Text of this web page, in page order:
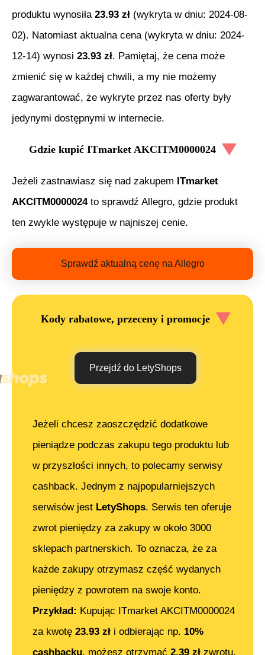
produktu wynosiła 23.93 zł (wykryta w dniu: 2024-08-
02). Natomiast aktualna cena (wykryta w dniu: 2024-
12-14) wynosi 23.93 zł. Pamiętaj, że cena może
zmienić się w każdej chwili, a my nie możemy
zagwarantować, że wykryte przez nas oferty były
jedynymi dostępnymi w internecie.
Gdzie kupić ITmarket AKCITM0000024
Jeżeli zastnawiasz się nad zakupem ITmarket
AKCITM0000024to sprawdź Allegro, gdzie produkt
ten zwykle występuje w najniszej cenie.
Sprawdź aktualną cenę na Allegro
Kody rabatowe, przeceny i promocje
Przejdź do LetyShops
Jeżeli chcesz zaoszczędzić dodatkowe
pieniądze podczas zakupu tego produktu lub
w przyszłości innych, to polecamy serwisy
cashback. Jednym z najpopularniejszych
serwisów jest LetyShops. Serwis ten oferuje
zwrot pieniędzy za zakupy w około 3000
sklepach partnerskich. To oznacza, że za
każde zakupy otrzymasz część wydanych
pieniędzy z powrotem na swoje konto.
Przykład: Kupując ITmarket AKCITM0000024
za kwotę 23.93 zł i odbierając np. 10%
cashbacku, możesz otrzymać 2.39 zł zwrotu.